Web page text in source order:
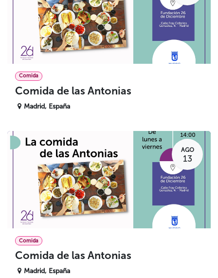
Comida
Comida de las Antonias
Madrid, España
AGO
13
Comida
Comida de las Antonias
Madrid, España